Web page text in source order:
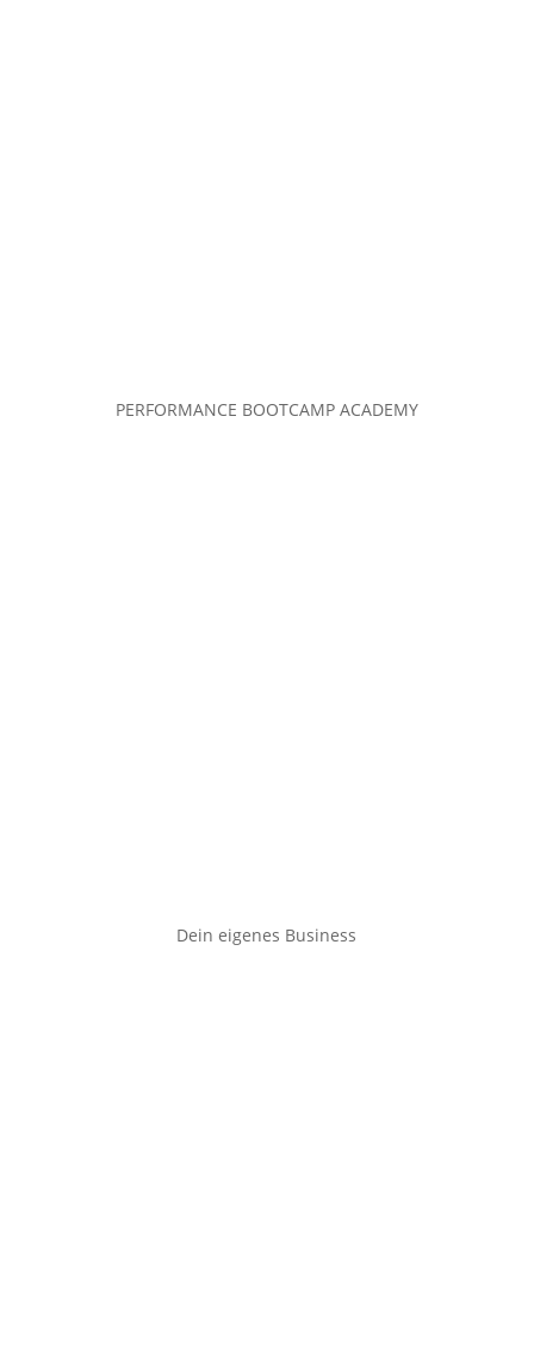
PERFORMANCE BOOTCAMP ACADEMY
Dein eigenes Business